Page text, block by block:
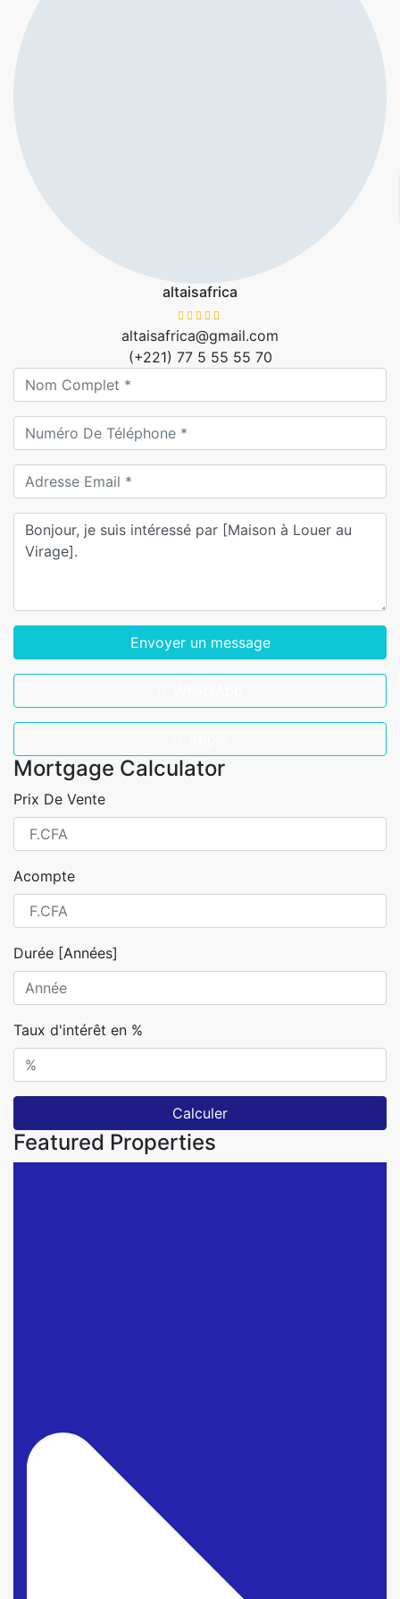
altaisafrica
altaisafrica@gmail.com
(+221) 77 5 55 55 70
Envoyer un message
Mortgage Calculator
Prix De Vente
Acompte
Durée [Années]
Taux d'intérêt en %
Calculer
Featured Properties